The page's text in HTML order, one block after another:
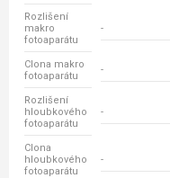
Rozlišení
makro
fotoaparátu
-
Clona makro
fotoaparátu
-
Rozlišení
hloubkového
fotoaparátu
-
Clona
hloubkového
fotoaparátu
-